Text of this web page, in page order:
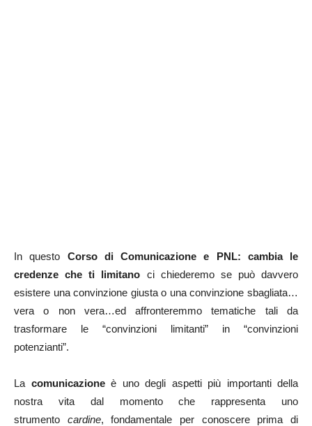
In questo Corso di Comunicazione e PNL: cambia le
credenze che ti limitano ci chiederemo se può davvero
esistere una convinzione giusta o una convinzione sbagliata…
vera o non vera…ed affronteremmo tematiche tali da
trasformare le “convinzioni limitanti” in “convinzioni
potenzianti”.
La comunicazioneè uno degli aspetti più importanti della
nostra vita dal momento che rappresenta uno
strumento cardine, fondamentale per conoscere prima di